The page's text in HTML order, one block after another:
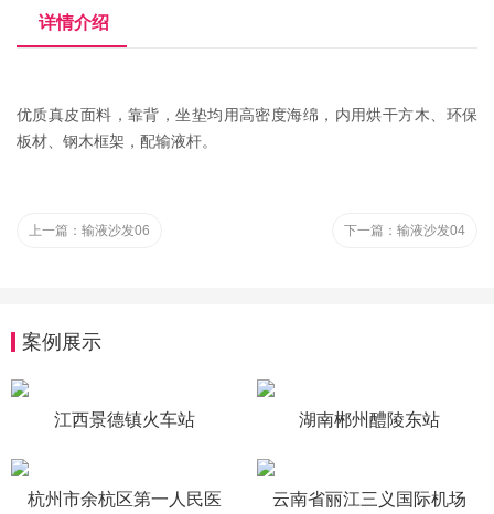
详情介绍
优质真皮面料，靠背，坐垫均用高密度海绵，内用烘干方木、环保
板材、钢木框架，配输液杆。
上一篇： 输液沙发06 下一篇： 输液沙发04
案例展示
江西景德镇火车站 湖南郴州醴陵东站
杭州市余杭区第一人民医 云南省丽江三义国际机场